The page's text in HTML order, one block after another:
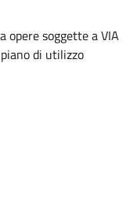
opere soggette a VIA
di utilizzo